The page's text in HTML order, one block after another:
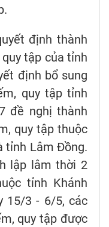
định thành
tập của tỉnh
định bổ sung
quy tập tỉnh
đề nghị thành
quy tập thuộc
tỉnh Lâm Đồng.
lập lâm thời 2
tỉnh Khánh
15/3 - 6/5, các
quy tập được